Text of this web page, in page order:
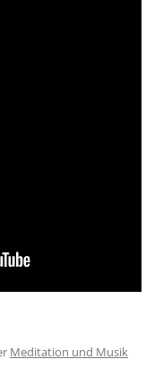
Meditation und Musik